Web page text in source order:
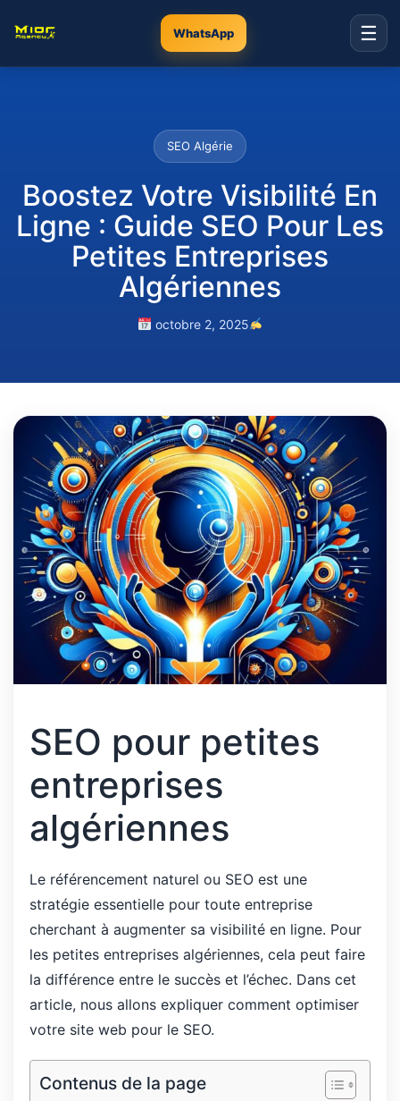
WhatsApp ☰
SEO Algérie
Boostez Votre Visibilité En
Ligne : Guide SEO Pour Les
Petites Entreprises
Algériennes
octobre 2, 2025
SEO pour petites
entreprises
algériennes
Le référencement naturel ou SEO est une
stratégie essentielle pour toute entreprise
cherchant à augmenter sa visibilité en ligne. Pour
les petites entreprises algériennes, cela peut faire
la différence entre le succès et l’échec. Dans cet
article, nous allons expliquer comment optimiser
votre site web pour le SEO.
Contenus de la page